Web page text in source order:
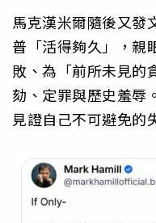
馬克漢米爾隨後又發
普「活得夠久」，親
敗、為「前所未見的
劾、定罪與歷史羞辱
見證自己不可避免的